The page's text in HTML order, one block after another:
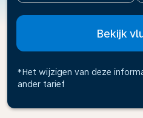
Bekijk
*Het wijzigen van deze
ander tarief